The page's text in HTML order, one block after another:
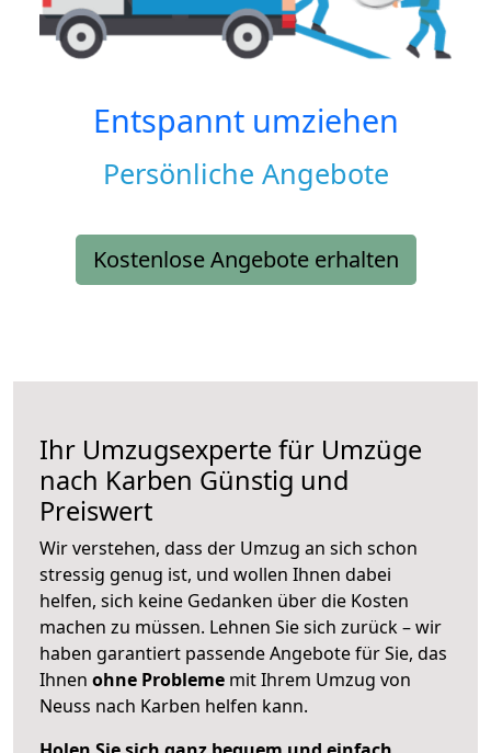
Entspannt umziehen
Persönliche Angebote
Kostenlose Angebote erhalten
Ihr Umzugsexperte für Umzüge
nach Karben Günstig und
Preiswert
Wir verstehen, dass der Umzug an sich schon
stressig genug ist, und wollen Ihnen dabei
helfen, sich keine Gedanken über die Kosten
machen zu müssen. Lehnen Sie sich zurück – wir
haben garantiert passende Angebote für Sie, das
Ihnen ohne Probleme mit Ihrem Umzug von
Neuss nach Karben helfen kann.